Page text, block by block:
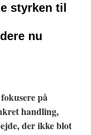
styrken til
nu
på
handling,
der ikke blot